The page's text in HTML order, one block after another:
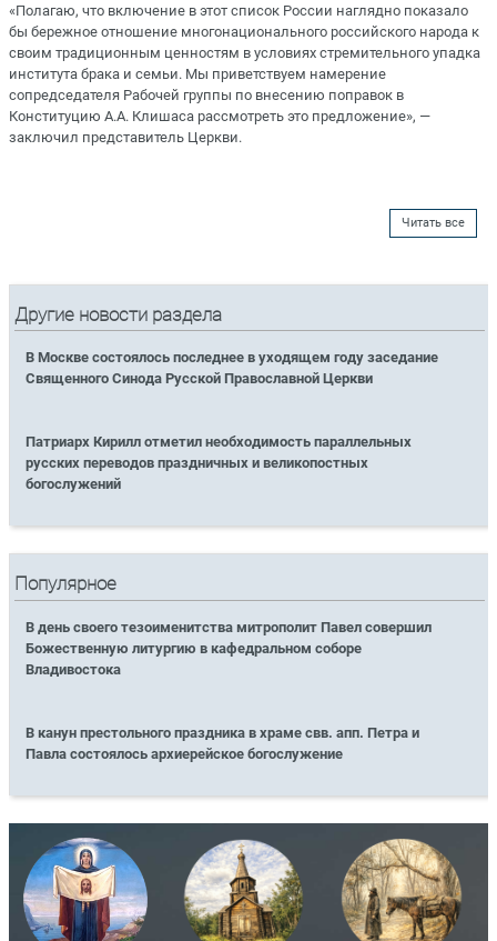
«Полагаю, что включение в этот список России наглядно показало
бы бережное отношение многонационального российского народа к
своим традиционным ценностям в условиях стремительного упадка
института брака и семьи. Мы приветствуем намерение
сопредседателя Рабочей группы по внесению поправок в
Конституцию А.А. Клишаса рассмотреть это предложение», —
заключил представитель Церкви.
Читать все
Другие новости раздела
В Москве состоялось последнее в уходящем году заседание
Священного Синода Русской Православной Церкви
Патриарх Кирилл отметил необходимость параллельных
русских переводов праздничных и великопостных
богослужений
Популярное
В день своего тезоименитства митрополит Павел совершил
Божественную литургию в кафедральном соборе
Владивостока
В канун престольного праздника в храме свв. апп. Петра и
Павла состоялось архиерейское богослужение